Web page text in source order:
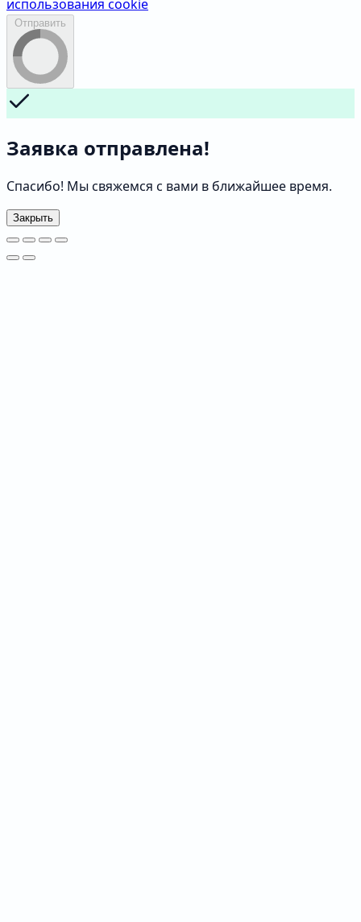
использования cookie
Отправить
Заявка отправлена!
Спасибо! Мы свяжемся с вами в ближайшее время.
Закрыть